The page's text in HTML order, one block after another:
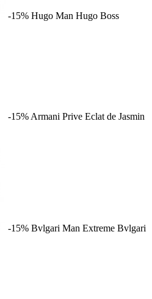
-15% Hugo Man Hugo Boss
-15% Armani Prive Eclat de Jasmin
-15% Bvlgari Man Extreme Bvlgari